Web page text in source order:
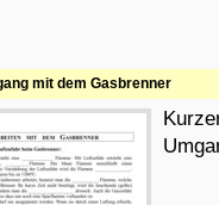
mit dem Gasbrenner